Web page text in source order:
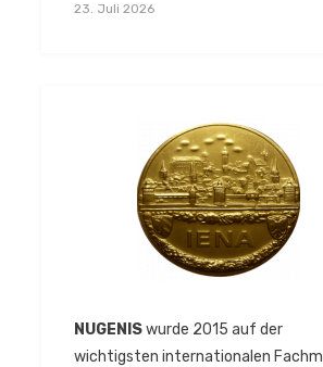
23. Juli 2026
NUGENISwurde 2015 auf der
wichtigsten internationalen